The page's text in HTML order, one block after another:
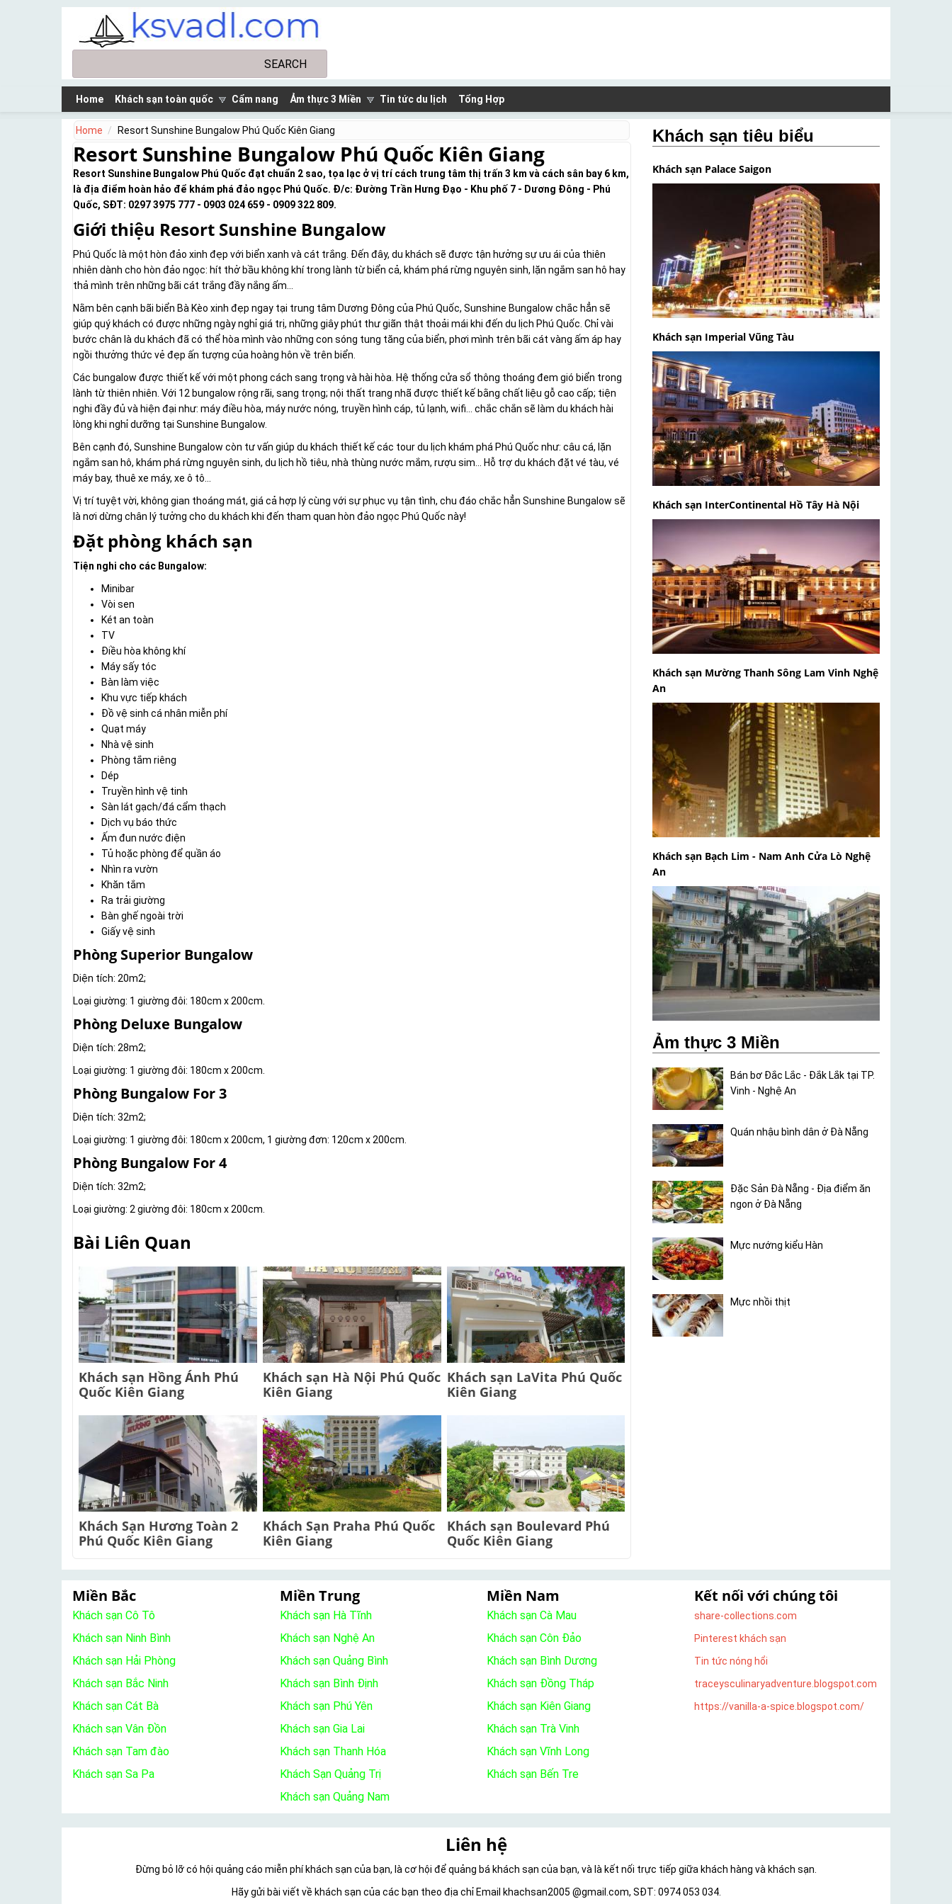
Skip to main content
Home Khách sạn toàn quốc Cẩm nang Ảm thực 3 Miền Tin tức du lịch Tổng Hợp
Home Resort Sunshine Bungalow Phú Quốc Kiên Giang
Resort Sunshine Bungalow Phú Quốc Kiên Giang
Resort Sunshine Bungalow Phú Quốc đạt chuẩn 2 sao, tọa lạc ở vị trí cách trung tâm thị trấn 3 km và cách sân bay 6 km,
là địa điểm hoàn hảo để khám phá đảo ngọc Phú Quốc. Đ/c: Đường Trần Hưng Đạo - Khu phố 7 - Dương Đông - Phú
Quốc, SĐT: 0297 3975 777 - 0903 024 659 - 0909 322 809.
Giới thiệu Resort Sunshine Bungalow
Phú Quốc là một hòn đảo xinh đẹp với biển xanh và cát trắng. Đến đây, du khách sẽ được tận hưởng sự ưu ái của thiên
nhiên dành cho hòn đảo ngọc: hít thở bầu không khí trong lành từ biển cả, khám phá rừng nguyên sinh, lặn ngắm san hô hay
thả mình trên những bãi cát trắng đầy nắng ấm...
Nằm bên cạnh bãi biển Bà Kèo xinh đẹp ngay tại trung tâm Dương Đông của Phú Quốc, Sunshine Bungalow chắc hẳn sẽ
giúp quý khách có được những ngày nghỉ giá trị, những giây phút thư giãn thật thoải mái khi đến du lịch Phú Quốc. Chỉ vài
bước chân là du khách đã có thể hòa mình vào những con sóng tung tăng của biển, phơi mình trên bãi cát vàng ấm áp hay
ngồi thưởng thức vẻ đẹp ấn tượng của hoàng hôn về trên biển.
Các bungalow được thiết kế với một phong cách sang trọng và hài hòa. Hệ thống cửa sổ thông thoáng đem gió biển trong
lành từ thiên nhiên. Với 12 bungalow rộng rãi, sang trọng; nội thất trang nhã được thiết kế bằng chất liệu gỗ cao cấp; tiện
nghi đầy đủ và hiện đại như: máy điều hòa, máy nước nóng, truyền hình cáp, tủ lạnh, wifi... chắc chắn sẽ làm du khách hài
lòng khi nghỉ dưỡng tại Sunshine Bungalow.
Bên cạnh đó, Sunshine Bungalow còn tư vấn giúp du khách thiết kế các tour du lịch khám phá Phú Quốc như: câu cá, lặn
ngắm san hô, khám phá rừng nguyên sinh, du lịch hồ tiêu, nhà thùng nước mắm, rượu sim... Hỗ trợ du khách đặt vé tàu, vé
máy bay, thuê xe máy, xe ô tô...
Vị trí tuyệt vời, không gian thoáng mát, giá cả hợp lý cùng với sự phục vụ tận tình, chu đáo chắc hẳn Sunshine Bungalow sẽ
là nơi dừng chân lý tưởng cho du khách khi đến tham quan hòn đảo ngọc Phú Quốc này!
Đặt phòng khách sạn
Tiện nghi cho các Bungalow:
Minibar
Vòi sen
Két an toàn
TV
Điều hòa không khí
Máy sấy tóc
Bàn làm việc
Khu vực tiếp khách
Đồ vệ sinh cá nhân miễn phí
Quạt máy
Nhà vệ sinh
Phòng tắm riêng
Dép
Truyền hình vệ tinh
Sàn lát gạch/đá cẩm thạch
Dịch vụ báo thức
Ấm đun nước điện
Tủ hoặc phòng để quần áo
Nhìn ra vườn
Khăn tắm
Ra trải giường
Bàn ghế ngoài trời
Giấy vệ sinh
Phòng Superior Bungalow
Diện tích: 20m2;
Loại giường: 1 giường đôi: 180cm x 200cm.
Phòng Deluxe Bungalow
Diện tích: 28m2;
Loại giường: 1 giường đôi: 180cm x 200cm.
Phòng Bungalow For 3
Diện tích: 32m2;
Loại giường: 1 giường đôi: 180cm x 200cm, 1 giường đơn: 120cm x 200cm.
Phòng Bungalow For 4
Diện tích: 32m2;
Loại giường: 2 giường đôi: 180cm x 200cm.
Bài Liên Quan
Khách sạn Hồng Ánh Phú
Quốc Kiên Giang
Khách sạn Hà Nội Phú Quốc
Kiên Giang
Khách sạn LaVita Phú Quốc
Kiên Giang
Khách Sạn Hương Toàn 2
Phú Quốc Kiên Giang
Khách Sạn Praha Phú Quốc
Kiên Giang
Khách sạn Boulevard Phú
Quốc Kiên Giang
Khách sạn tiêu biểu
Khách sạn Palace Saigon
Khách sạn Imperial Vũng Tàu
Khách sạn InterContinental Hồ Tây Hà Nội
Khách sạn Mường Thanh Sông Lam Vinh Nghệ
An
Khách sạn Bạch Lim - Nam Anh Cửa Lò Nghệ
An
Ảm thực 3 Miền
Bán bơ Đắc Lắc - Đắk Lắk tại TP.
Vinh - Nghệ An
Quán nhậu bình dân ở Đà Nẵng
Đặc Sản Đà Nẵng - Địa điểm ăn
ngon ở Đà Nẵng
Mực nướng kiểu Hàn
Mực nhồi thịt
Miền Bắc
Khách sạn Cô Tô
Khách sạn Ninh Bình
Khách sạn Hải Phòng
Khách sạn Bắc Ninh
Khách sạn Cát Bà
Khách sạn Vân Đồn
Khách sạn Tam đào
Khách sạn Sa Pa
Miền Trung
Khách sạn Hà Tĩnh
Khách sạn Nghệ An
Khách sạn Quảng Bình
Khách sạn Bình Định
Khách sạn Phú Yên
Khách sạn Gia Lai
Khách sạn Thanh Hóa
Khách Sạn Quảng Trị
Khách sạn Quảng Nam
Miền Nam
Khách sạn Cà Mau
Khách sạn Côn Đảo
Khách sạn Bình Dương
Khách sạn Đồng Tháp
Khách sạn Kiên Giang
Khách sạn Trà Vinh
Khách sạn Vĩnh Long
Khách sạn Bến Tre
Kết nối với chúng tôi
share-collections.com
Pinterest khách sạn
Tin tức nóng hổi
traceysculinaryadventure.blogspot.com
https://vanilla-a-spice.blogspot.com/
Liên hệ
Đừng bỏ lỡ có hội quảng cáo miễn phí khách sạn của bạn, là cơ hội để quảng bá khách sạn của bạn, và là kết nối trực tiếp giữa khách hàng và khách sạn.
Hãy gửi bài viết về khách sạn của các bạn theo địa chỉ Email khachsan2005 @gmail.com, SĐT: 0974 053 034.